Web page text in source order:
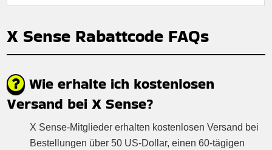
X Sense Rabattcode FAQs
Wie erhalte ich kostenlosen
Versand bei X Sense?
X Sense-Mitglieder erhalten kostenlosen Versand bei
Bestellungen über 50 US-Dollar, einen 60-tägigen